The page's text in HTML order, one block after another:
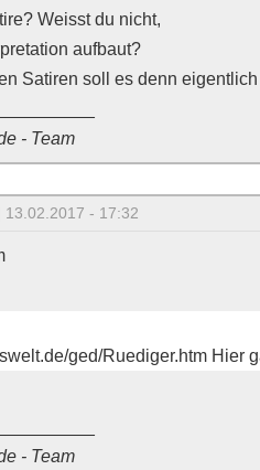
Weisst du nicht,
aufbaut?
Satiren soll es denn
- Team
13.02.2017 - 17:32
ged/Ruediger.htm Hier
- Team